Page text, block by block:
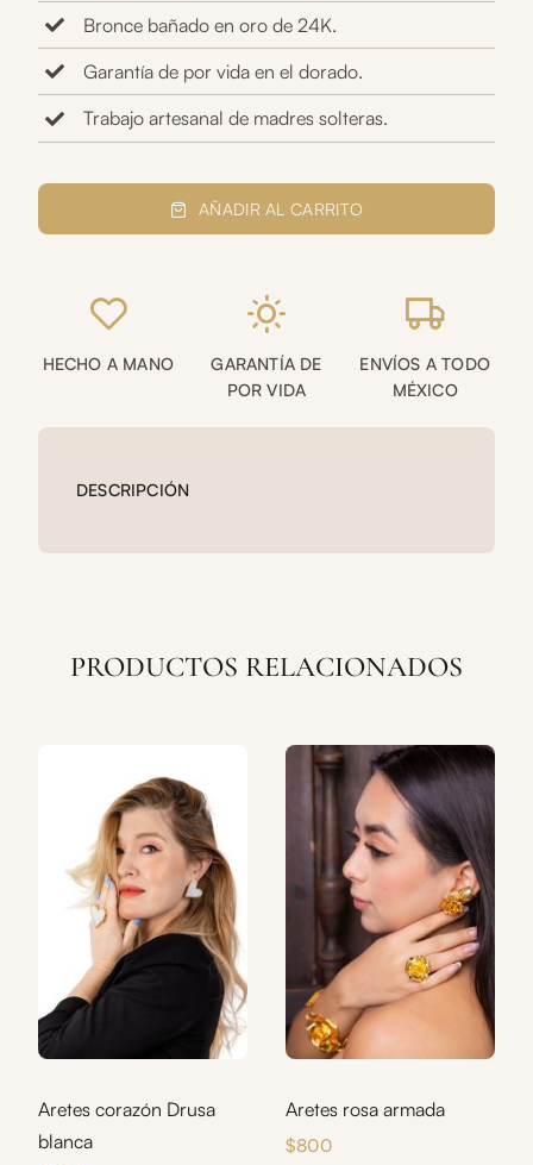
Bronce bañado en oro de 24K.
Garantía de por vida en el dorado.
Trabajo artesanal de madres solteras.
AÑADIR AL CARRITO
HECHO A MANO
GARANTÍA DE
POR VIDA
ENVÍOS A TODO
MÉXICO
DESCRIPCIÓN
PRODUCTOS RELACIONADOS
Aretes corazón Drusa
blanca
Aretes rosa armada
$800